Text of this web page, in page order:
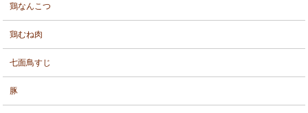
鶏なんこつ
鶏むね肉
七面鳥すじ
豚